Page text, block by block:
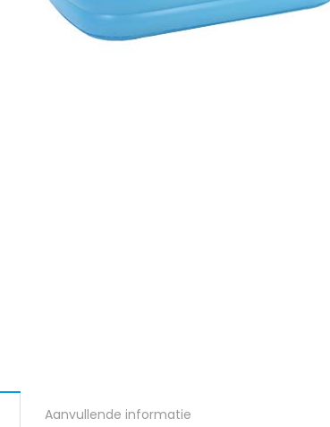
Aanvullende informatie